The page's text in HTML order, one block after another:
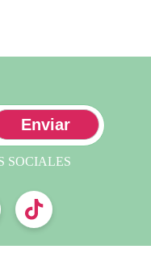
SOCIALES